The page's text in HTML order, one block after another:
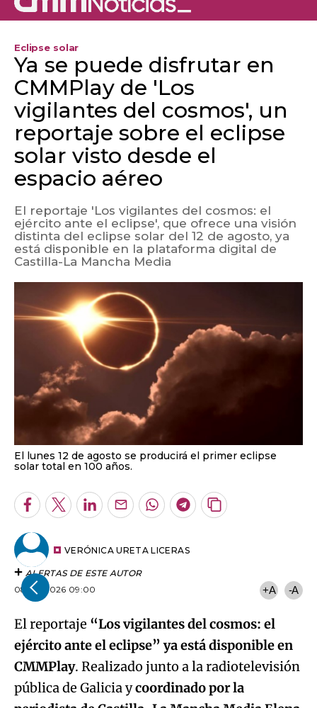
Eclipse solar
Ya se puede disfrutar en
CMMPlay de 'Los
vigilantes del cosmos', un
reportaje sobre el eclipse
solar visto desde el
espacio aéreo
El reportaje 'Los vigilantes del cosmos: el
ejército ante el eclipse', que ofrece una visión
distinta del eclipse solar del 12 de agosto, ya
está disponible en la plataforma digital de
Castilla-La Mancha Media
El lunes 12 de agosto se producirá el primer eclipse
solar total en 100 años.
Facebook
TwitterLinkedInEnviarWhatsapp
Telegram
Copiar
VERÓNICA URETA LICERAS
ALERTAS DE ESTE AUTOR
08.08.2026 09:00
+A -A
El reportaje “Los vigilantes del cosmos: el
ejército ante el eclipse” ya está disponible en
CMMPlay. Realizado junto a la radiotelevisión
pública de Galicia ycoordinado por la